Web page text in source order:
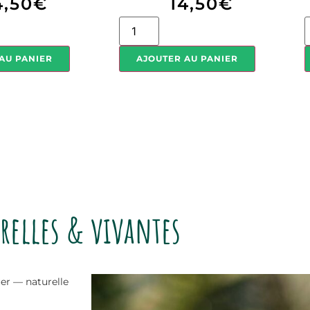
PANIER AJOUTER AU PANIER
& vivantes
— naturelle